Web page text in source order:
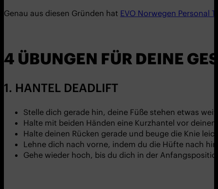
Genau aus diesen Gründen hat EVO Norwegen Personal
4 ÜBUNGEN FÜR DEINE
1. HANTEL DEADLIFT
Stelle dich gerade hin, deine Füße stehen etwas
Halte mit beiden Händen eine Kurzhantel vor
Halte deinen Rücken gerade und beuge die Knie
Lehne dich nach vorne, indem du die Hüfte nach
Gehe wieder hoch, bis du dich in der